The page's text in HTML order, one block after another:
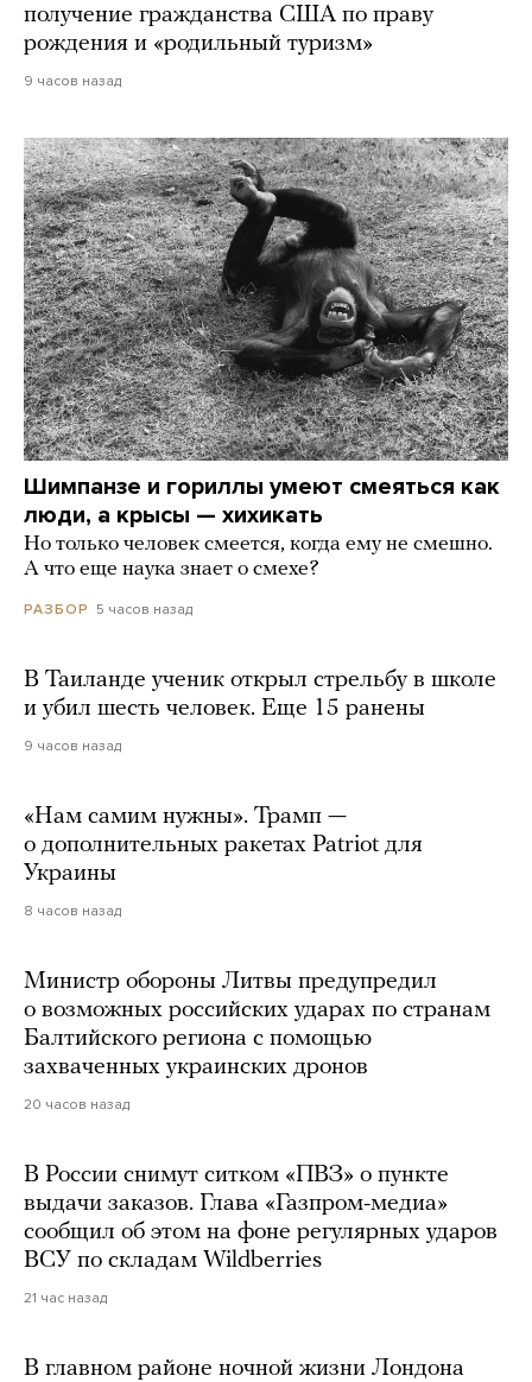
получение гражданства США по праву
рождения и «родильный туризм»
9 часов назад
Шимпанзе и гориллы умеют смеяться как
люди, а крысы — хихикать
Но только человек смеется, когда ему не смешно.
А что еще наука знает о смехе?
РАЗБОР 5 часов назад
В Таиланде ученик открыл стрельбу в школе
и убил шесть человек. Еще 15 ранены
9 часов назад
«Нам самим нужны». Трамп —
о дополнительных ракетах Patriot для
Украины
8 часов назад
Министр обороны Литвы предупредил
о возможных российских ударах по странам
Балтийского региона с помощью
захваченных украинских дронов
20 часов назад
В России снимут ситком «ПВЗ» о пункте
выдачи заказов. Глава «Газпром-медиа»
сообщил об этом на фоне регулярных ударов
ВСУ по складам Wildberries
21 час назад
В главном районе ночной жизни Лондона